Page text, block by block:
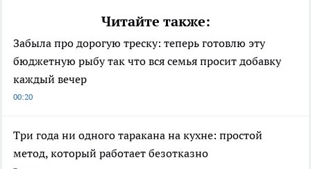
Читайте также:
Забыла про дорогую треску: теперь готовлю эту
бюджетную рыбу так что вся семья просит добавку
каждый вечер
00:20
Три года ни одного таракана на кухне: простой
метод, который работает безотказно